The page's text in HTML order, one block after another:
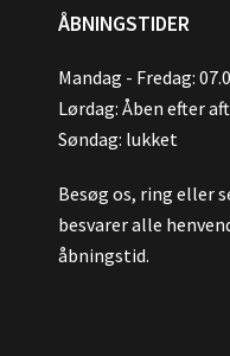
ÅBNINGSTIDER
Mandag - Fredag:
Lørdag: Åben efter
Søndag: lukket
Besøg os, ring eller
besvarer alle
åbningstid.